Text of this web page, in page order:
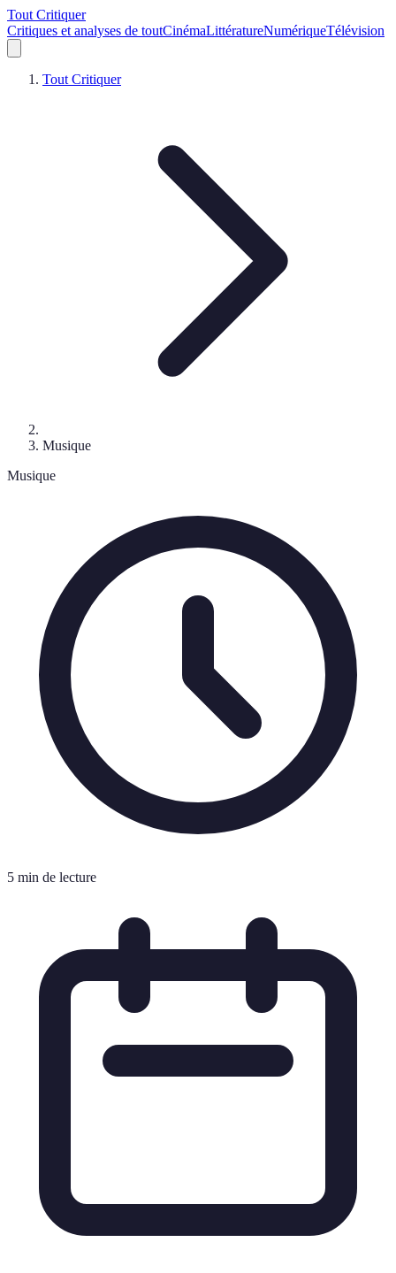
Tout Critiquer
Critiques et analyses de toutCinémaLittératureNumériqueTélévision
Tout Critiquer
Musique
Musique
5 min de lecture